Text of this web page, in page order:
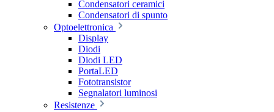
Condensatori ceramici
Condensatori di spunto
Optoelettronica
Display
Diodi
Diodi LED
PortaLED
Fototransistor
Segnalatori luminosi
Resistenze